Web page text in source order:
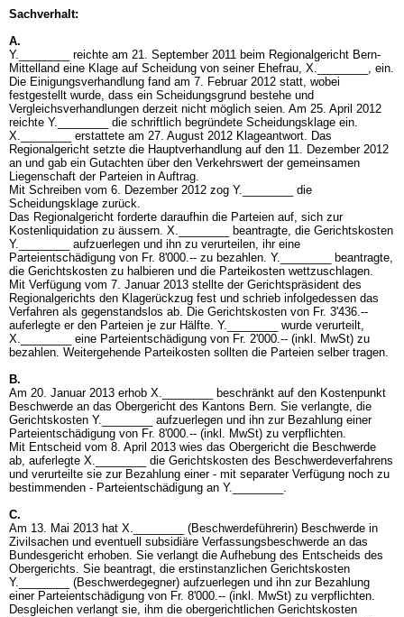
Sachverhalt:
A.
Y.________ reichte am 21. September 2011 beim Regionalgericht Bern-
Mittelland eine Klage auf Scheidung von seiner Ehefrau, X.________, ein.
Die Einigungsverhandlung fand am 7. Februar 2012 statt, wobei
festgestellt wurde, dass ein Scheidungsgrund bestehe und
Vergleichsverhandlungen derzeit nicht möglich seien. Am 25. April 2012
reichte Y.________ die schriftlich begründete Scheidungsklage ein.
X.________ erstattete am 27. August 2012 Klageantwort. Das
Regionalgericht setzte die Hauptverhandlung auf den 11. Dezember 2012
an und gab ein Gutachten über den Verkehrswert der gemeinsamen
Liegenschaft der Parteien in Auftrag.
Mit Schreiben vom 6. Dezember 2012 zog Y.________ die
Scheidungsklage zurück.
Das Regionalgericht forderte daraufhin die Parteien auf, sich zur
Kostenliquidation zu äussern. X.________ beantragte, die Gerichtskosten
Y.________ aufzuerlegen und ihn zu verurteilen, ihr eine
Parteientschädigung von Fr. 8'000.-- zu bezahlen. Y.________ beantragte,
die Gerichtskosten zu halbieren und die Parteikosten wettzuschlagen.
Mit Verfügung vom 7. Januar 2013 stellte der Gerichtspräsident des
Regionalgerichts den Klagerückzug fest und schrieb infolgedessen das
Verfahren als gegenstandslos ab. Die Gerichtskosten von Fr. 3'436.--
auferlegte er den Parteien je zur Hälfte. Y.________ wurde verurteilt,
X.________ eine Parteientschädigung von Fr. 2'000.-- (inkl. MwSt) zu
bezahlen. Weitergehende Parteikosten sollten die Parteien selber tragen.
B.
Am 20. Januar 2013 erhob X.________ beschränkt auf den Kostenpunkt
Beschwerde an das Obergericht des Kantons Bern. Sie verlangte, die
Gerichtskosten Y.________ aufzuerlegen und ihn zur Bezahlung einer
Parteientschädigung von Fr. 8'000.-- (inkl. MwSt) zu verpflichten.
Mit Entscheid vom 8. April 2013 wies das Obergericht die Beschwerde
ab, auferlegte X.________ die Gerichtskosten des Beschwerdeverfahrens
und verurteilte sie zur Bezahlung einer - mit separater Verfügung noch zu
bestimmenden - Parteientschädigung an Y.________.
C.
Am 13. Mai 2013 hat X.________ (Beschwerdeführerin) Beschwerde in
Zivilsachen und eventuell subsidiäre Verfassungsbeschwerde an das
Bundesgericht erhoben. Sie verlangt die Aufhebung des Entscheids des
Obergerichts. Sie beantragt, die erstinstanzlichen Gerichtskosten
Y.________ (Beschwerdegegner) aufzuerlegen und ihn zur Bezahlung
einer Parteientschädigung von Fr. 8'000.-- (inkl. MwSt) zu verpflichten.
Desgleichen verlangt sie, ihm die obergerichtlichen Gerichtskosten